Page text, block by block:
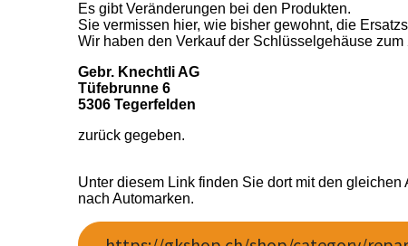
Es gibt Veränderungen bei den Produkten.
Sie vermissen hier, wie bisher gewohnt, die
Wir haben den Verkauf der Schlüsselgehäuse
Gebr. Knechtli AG
Tüfebrunne 6
5306 Tegerfelden
zurück gegeben.
Unter diesem Link finden Sie dort mit den
nach Automarken.